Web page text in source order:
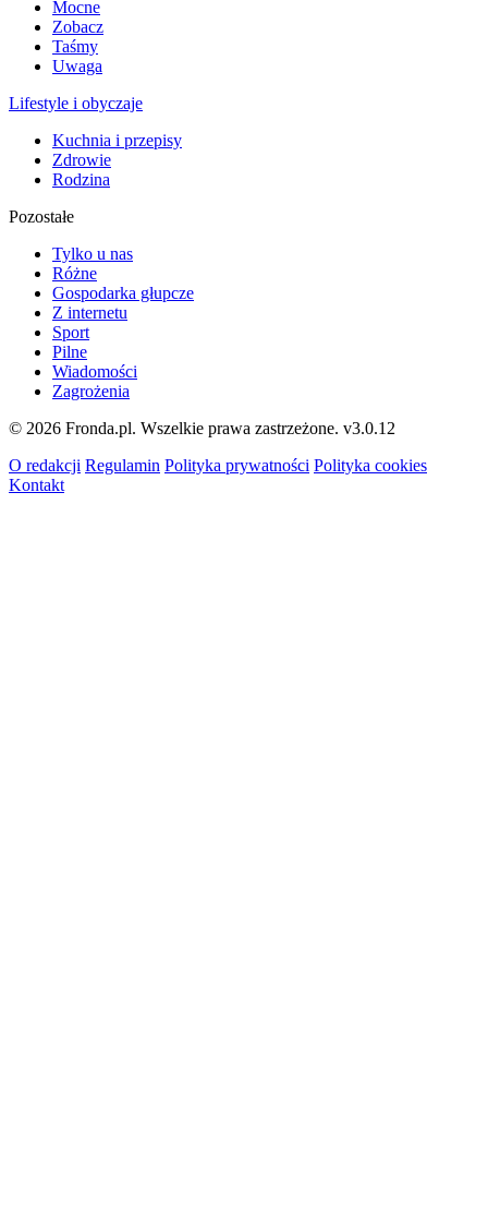
Mocne
Zobacz
Taśmy
Uwaga
Lifestyle i obyczaje
Kuchnia i przepisy
Zdrowie
Rodzina
Pozostałe
Tylko u nas
Różne
Gospodarka głupcze
Z internetu
Sport
Pilne
Wiadomości
Zagrożenia
© 2026 Fronda.pl. Wszelkie prawa zastrzeżone. v3.0.12
O redakcji Regulamin Polityka prywatności Polityka cookies
Kontakt